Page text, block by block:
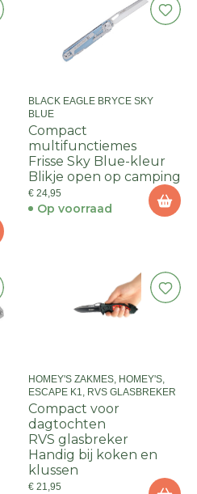
BLACK EAGLE BRYCE SKY
BLUE
Compact
multifunctiemes
Frisse Sky Blue-kleur
Blikje open op camping
€ 24,95
Op voorraad
HOMEY'S ZAKMES, HOMEY'S,
ESCAPE K1, RVS GLASBREKER
Compact voor
dagtochten
RVS glasbreker
Handig bij koken en
klussen
€ 21,95